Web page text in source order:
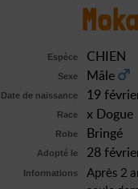
Espèce CHIEN
Sexe Mâle
Date de naissance 19
Race x Dogue
Robe Bringé
Adopté le 28
Informations
Après 2